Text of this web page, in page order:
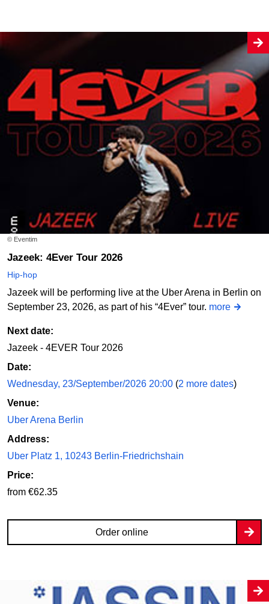
© Eventim
Jazeek: 4Ever Tour 2026
Hip-hop
Jazeek will be performing live at the Uber Arena in Berlin on
September 23, 2026, as part of his “4Ever” tour. more
Next date:
Jazeek - 4EVER Tour 2026
Date:
Wednesday, 23/September/2026 20:00 (2 more dates)
Venue:
Uber Arena Berlin
Address:
Uber Platz 1, 10243 Berlin-Friedrichshain
Price:
from €62.35
Order online